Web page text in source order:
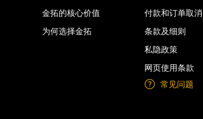
金拓的核心价值
为何选择金拓
付款和订单取消
条款及细则
私隐政策
网页使用条款
常见问题